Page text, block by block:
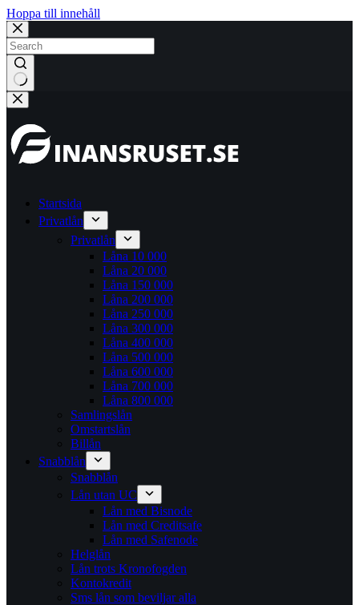
Hoppa till innehåll
Inga
resultat
Startsida
Privatlån
Privatlån
Låna 10 000
Låna 20 000
Låna 150 000
Låna 200 000
Låna 250 000
Låna 300 000
Låna 400 000
Låna 500 000
Låna 600 000
Låna 700 000
Låna 800 000
Samlingslån
Omstartslån
Billån
Snabblån
Snabblån
Lån utan UC
Lån med Bisnode
Lån med Creditsafe
Lån med Safenode
Helglån
Lån trots Kronofogden
Kontokredit
Sms lån som beviljar alla